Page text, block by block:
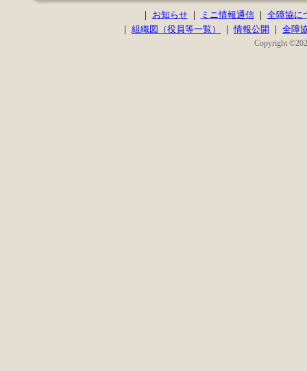
｜ お知らせ｜ ミニ情報通信｜ 全障協に
｜ 組織図（役員等一覧） ｜情報公開 ｜ 全障
Copyright